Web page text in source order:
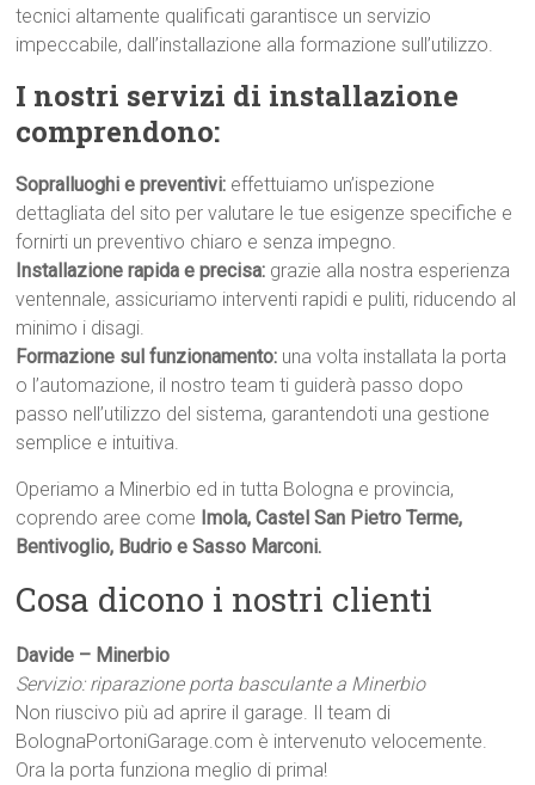
tecnici altamente qualificati garantisce un servizio
impeccabile, dall’installazione alla formazione sull’utilizzo.
I nostri servizi di installazione
comprendono:
Sopralluoghi e preventivi: effettuiamo un’ispezione
dettagliata del sito per valutare le tue esigenze specifiche e
fornirti un preventivo chiaro e senza impegno.
Installazione rapida e precisa: grazie alla nostra esperienza
ventennale, assicuriamo interventi rapidi e puliti, riducendo al
minimo i disagi.
Formazione sul funzionamento: una volta installata la porta
o l’automazione, il nostro team ti guiderà passo dopo
passo nell’utilizzo del sistema, garantendoti una gestione
semplice e intuitiva.
Operiamo a Minerbio ed in tutta Bologna e provincia,
coprendo aree come Imola, Castel San Pietro Terme,
Bentivoglio, Budrio e Sasso Marconi.
Cosa dicono i nostri clienti
Davide – Minerbio
Servizio: riparazione porta basculante a Minerbio
Non riuscivo più ad aprire il garage. Il team di
BolognaPortoniGarage.com è intervenuto velocemente.
Ora la porta funziona meglio di prima!